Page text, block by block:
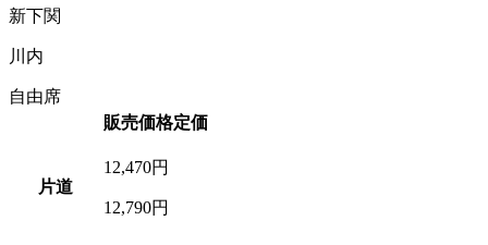
新下関
川内
自由席
販売価格定価
片道
12,470円
12,790円